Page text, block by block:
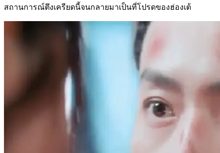
สถานการณ์ตึงเครียดนี้จนกลายมาเป็นที่โปรดของฮ่องเต้